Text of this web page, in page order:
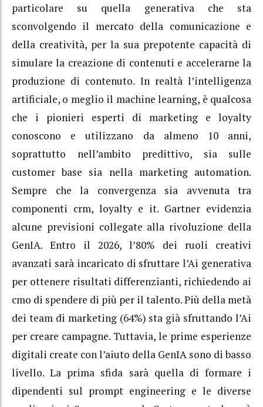
particolare su quella generativa che sta
sconvolgendo il mercato della comunicazione e
della creatività, per la sua prepotente capacità di
simulare la creazione di contenuti e accelerarne la
produzione di contenuto. In realtà l’intelligenza
artificiale, o meglio il machine learning, è qualcosa
che i pionieri esperti di marketing e loyalty
conoscono e utilizzano da almeno 10 anni,
soprattutto nell’ambito predittivo, sia sulle
customer base sia nella marketing automation.
Sempre che la convergenza sia avvenuta tra
componenti crm, loyalty e it. Gartner evidenzia
alcune previsioni collegate alla rivoluzione della
GenIA. Entro il 2026, l’80% dei ruoli creativi
avanzati sarà incaricato di sfruttare l’Ai generativa
per ottenere risultati differenzianti, richiedendo ai
cmo di spendere di più per il talento. Più della metà
dei team di marketing (64%) sta già sfruttando l’Ai
per creare campagne. Tuttavia, le prime esperienze
digitali create con l’aiuto della GenIA sono di basso
livello. La prima sfida sarà quella di formare i
dipendenti sul prompt engineering e le diverse